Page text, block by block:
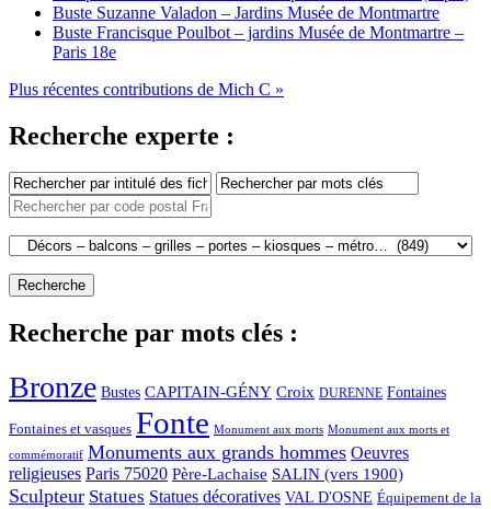
Buste Suzanne Valadon – Jardins Musée de Montmartre
Buste Francisque Poulbot – jardins Musée de Montmartre –
Paris 18e
Plus récentes contributions de Mich C »
Recherche experte :
Recherche par mots clés :
Bronze Bustes CAPITAIN-GÉNY Croix DURENNE Fontaines
Fontaines et vasques Fonte Monument aux morts Monument aux morts et
commémoratif Monuments aux grands hommes Oeuvres
religieuses Paris 75020 Père-Lachaise SALIN (vers 1900)
Sculpteur Statues Statues décoratives VAL D'OSNE Équipement de la